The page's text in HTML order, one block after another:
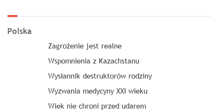
Polska
Zagrożenie jest realne
Wspomnienia z Kazachstanu
Wysłannik destruktorów rodziny
Wyzwania medycyny XXI wieku
Wiek nie chroni przed udarem